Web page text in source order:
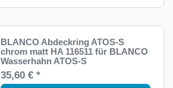
BLANCO Abdeckring ATOS-S
chrom matt HA 116511 für BLANCO
Wasserhahn ATOS-S
35,60 € *